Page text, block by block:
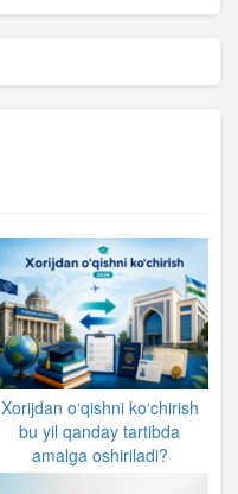
Xorijdan o‘qishni ko‘chirish
bu yil qanday tartibda
amalga oshiriladi?